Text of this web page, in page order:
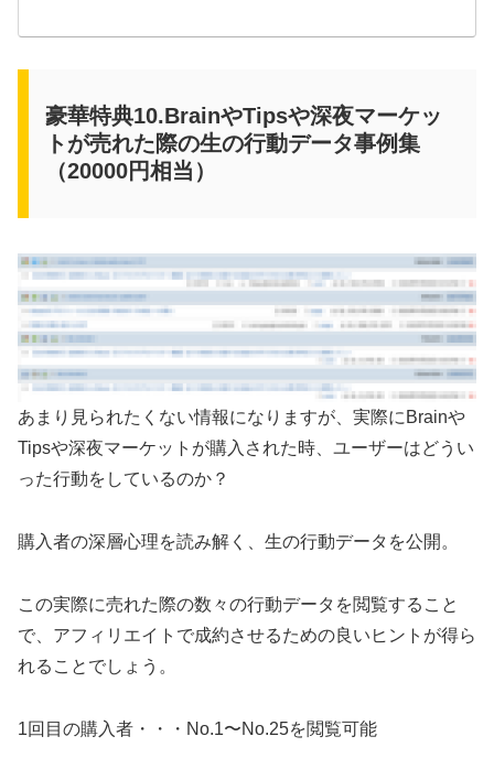
豪華特典10.BrainやTipsや深夜マーケッ
トが売れた際の生の行動データ事例集
（20000円相当）
あまり見られたくない情報になりますが、実際にBrainや
Tipsや深夜マーケットが購入された時、ユーザーはどうい
った行動をしているのか？
購入者の深層心理を読み解く、生の行動データを公開。
この実際に売れた際の数々の行動データを閲覧すること
で、アフィリエイトで成約させるための良いヒントが得ら
れることでしょう。
1回目の購入者・・・No.1〜No.25を閲覧可能